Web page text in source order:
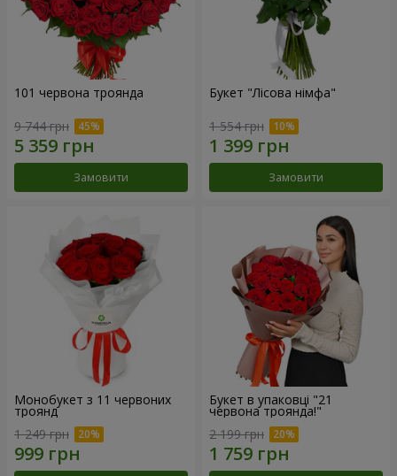
101 червона троянда
9 744 грн
Замовити
Букет "Лісова німфа"
1 554 грн
Замовити
Монобукет з 11 червоних
троянд
1 249 грн
Букет в упаковці "21
червона троянда!"
2 199 грн